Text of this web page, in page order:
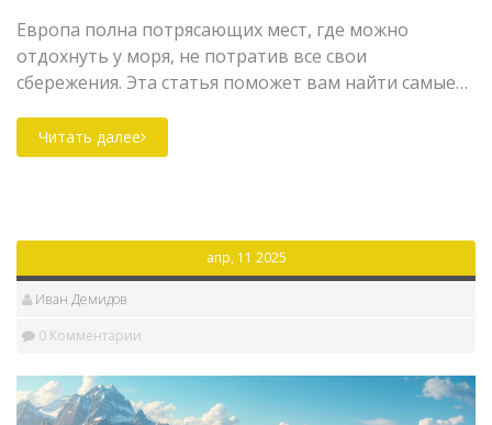
Европа полна потрясающих мест, где можно
отдохнуть у моря, не потратив все свои
сбережения. Эта статья поможет вам найти самые
Узнайте, где можно насладиться пляжным отдыхом
по разумной цене, а также получите полезные
оживленными местами в различных странах.
Подготовьтесь к незабывающему отдыху на море,
который не ударит по карману.
Читать далее
апр, 11 2025
Иван Демидов
0 Комментарии